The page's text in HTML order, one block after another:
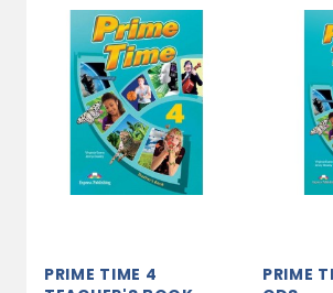
PRIME TIME 4
PRIME